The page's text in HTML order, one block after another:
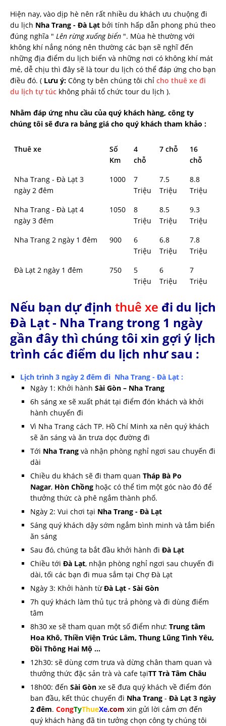
Hiện nay, vào dịp hè nên rất nhiều du khách ưu chuộng đi
du lịch Nha Trang - Đà Lạt bởi tính hấp dẫn phong phú theo
đúng nghĩa " Lên rừng xuống biển ". Mùa hè thường với
không khí nắng nóng nên thường các bạn sẽ nghĩ đến
những địa điểm du lịch biển và những nơi có không khí mát
mẻ, dễ chịu thì đây sẽ là tour du lịch có thể đáp ứng cho bạn
điều đó. ( Lưu ý: Công ty bên chúng tôi chỉ cho thuê xe đi
du lịch tự túc không phải tổ chức tour du lịch ).
Nhằm đáp ứng nhu cầu của quý khách hàng, công ty
chúng tôi sẽ đưa ra bảng giá cho quý khách tham khảo :
Thuê xe
Số
Km
4
chỗ
7 chỗ
16
chỗ
Nha Trang - Đà Lạt 3
ngày 2 đêm
1000
7
Triệu
7.5
Triệu
8.8
Triệu
Nha Trang - Đà Lạt 4
ngày 3 đêm
1050
8
Triệu
8.5
Triệu
9.3
Triệu
Nha Trang 2 ngày 1 đêm
900
6
Triệu
6.8
Triệu
7.8
Triệu
Đà Lạt 2 ngày 1 đêm
750
5
Triệu
6
Triệu
7
Triệu
Nếu bạn dự định thuê xe đi du lịch
Đà Lạt - Nha Trang trong 1 ngày
gần đây thì chúng tôi xin gợi ý lịch
trình các điểm du lịch như sau :
Lịch trình 3 ngày 2 đêm đi Nha Trang - Đà Lạt :
Ngày 1: Khởi hành Sài Gòn – Nha Trang
6h sáng xe sẽ xuất phát tại điểm đón khách và khởi
hành chuyến đi
Vì Nha Trang cách TP. Hồ Chí Minh xa nên quý khách
sẽ ăn sáng và ăn trưa dọc đường đi
Tới Nha Trang và nhận phòng nghỉ ngơi sau chuyến đi
dài
Chiều du khách sẽ đi tham quan Tháp Bà Po
Nagar, Hòn Chồng hoặc có thể tìm một góc nào đó để
thưởng thức cà phê ngắm thành phố.
Ngày 2: Vui chơi tại Nha Trang - Đà Lạt
Sáng quý khách dậy sớm ngắm bình minh và tắm biển
ăn sáng
Sau đó, chúng ta bắt đầu khởi hành đi Đà Lạt
Chiều tới Đà Lạt, nhận phòng nghỉ ngơi sau chuyến đi
dài, tối các bạn đi mua sắm tại Chợ Đà Lạt
Ngày 3: Khởi hành từĐà Lạt - Sài Gòn
7h quý khách làm thủ tục trả phòng và đi dùng điểm
tâm
8h30 xe sẽ tham quan một số điểm như: Trung tâm
Hoa Khô, Thiền Viện Trúc Lâm, Thung Lũng Tình Yêu,
Đồi Thông Hai Mộ …
12h30: sẽ dùng cơm trưa và dừng chân tham quan và
thưởng thức đặc sản trà và cafe tạiTT Trà Tâm Châu
18h00: đến Sài Gòn xe sẽ đưa quý khách về điểm đón
ban đầu, kết thúc chuyến đi Nha Trang - Đà Lạt 3 ngày
2 đêm. CongTyThueXe.com xin gửi lời cảm ơn đến
quý khách hàng đã tin tưởng chọn công ty chúng tôi